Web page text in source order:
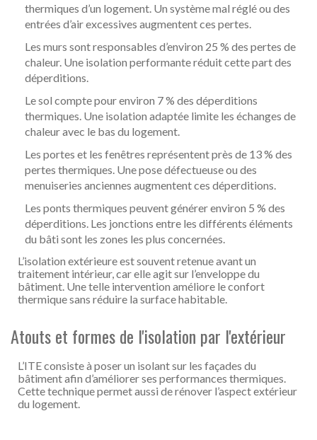
thermiques d’un logement. Un système mal réglé ou des
entrées d’air excessives augmentent ces pertes.
Les murs sont responsables d’environ 25 % des pertes de
chaleur. Une isolation performante réduit cette part des
déperditions.
Le sol compte pour environ 7 % des déperditions
thermiques. Une isolation adaptée limite les échanges de
chaleur avec le bas du logement.
Les portes et les fenêtres représentent près de 13 % des
pertes thermiques. Une pose défectueuse ou des
menuiseries anciennes augmentent ces déperditions.
Les ponts thermiques peuvent générer environ 5 % des
déperditions. Les jonctions entre les différents éléments
du bâti sont les zones les plus concernées.
L’isolation extérieure est souvent retenue avant un
traitement intérieur, car elle agit sur l’enveloppe du
bâtiment. Une telle intervention améliore le confort
thermique sans réduire la surface habitable.
Atouts et formes de l'isolation par l'extérieur
L’ITE consiste à poser un isolant sur les façades du
bâtiment afin d’améliorer ses performances thermiques.
Cette technique permet aussi de rénover l’aspect extérieur
du logement.